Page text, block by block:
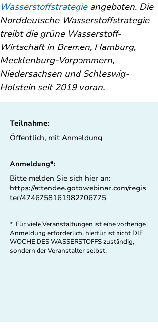
Wasserstoffstrategie angeboten. Die
Norddeutsche Wasserstoffstrategie
treibt die grüne Wasserstoff-
Wirtschaft in Bremen, Hamburg,
Mecklenburg-Vorpommern,
Niedersachsen und Schleswig-
Holstein seit 2019 voran.
Teilnahme:
Öffentlich, mit Anmeldung
Anmeldung*:
Bitte melden Sie sich hier an:
https://attendee.gotowebinar.com/regis
ter/4746758161982706775
* Für viele Veranstaltungen ist eine vorherige
Anmeldung erforderlich, hierfür ist nicht DIE
WOCHE DES WASSERSTOFFS zuständig,
sondern der Veranstalter selbst.